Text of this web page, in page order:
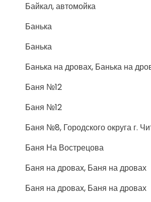
Байкал, автомойка
Банька
Банька
Банька на дровах, Банька на
Баня №12
Баня №12
Баня №8, Городского округа г.
Баня На Вострецова
Баня на дровах, Баня на дровах
Баня на дровах, Баня на дровах